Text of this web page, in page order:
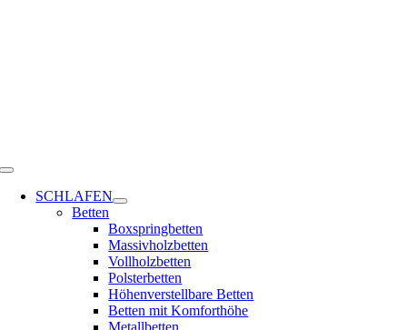
Toggle
NavigationSCHLAFEN
Betten
Boxspringbetten
Massivholzbetten
Vollholzbetten
Polsterbetten
Höhenverstellbare Betten
Betten mit Komforthöhe
Metallbetten